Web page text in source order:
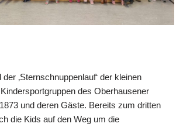
‚Sternschnuppenlauf‘ der kleinen
des Oberhausener
und deren Gäste. Bereits zum dritten
die Kids auf den Weg um die